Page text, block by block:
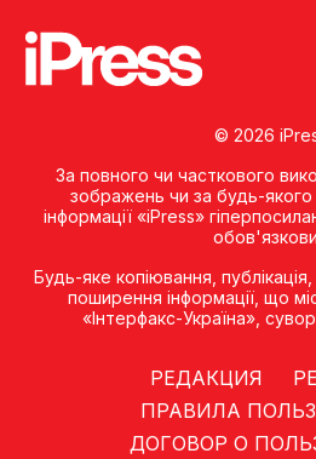
© 2026
За повного чи часткового
зображень чи за будь-
інформації «iPress»
Будь-яке копiювання,
поширення iнформацiї, що
«Iнтерфакс-Україна»,
РЕДАКЦИЯ
ПРАВИЛА
ДОГОВОР О